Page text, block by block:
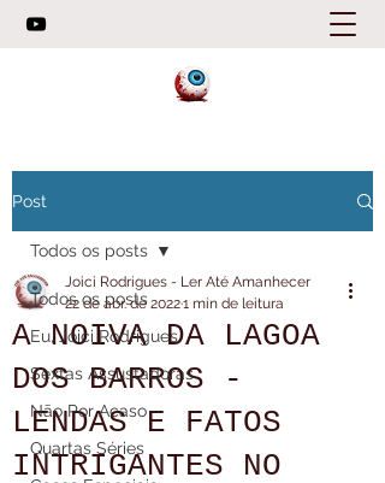
Post
Todos os posts
Eu, Joici Rodrigues
Sextas Assustadoras
Não Por Acaso
Quartas Séries
Todos os posts
A NOIVA DA LAGOA
DOS BARROS -
LENDAS E FATOS
INTRIGANTES NO
Joici Rodrigues - Ler Até Amanhecer
22 de abr. de 20221 min de leitura